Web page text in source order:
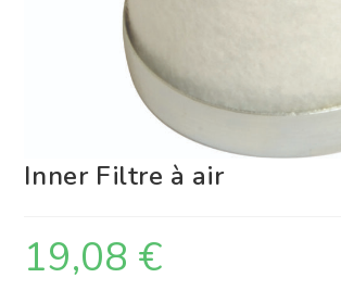
Inner Filtre à air
19,08 €